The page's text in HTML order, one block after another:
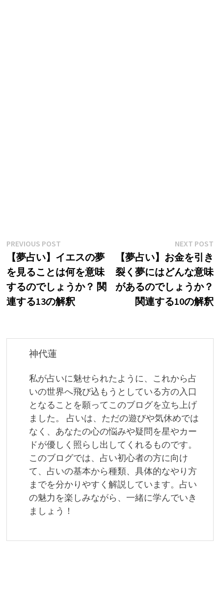
投
稿
ナ
ビ
ー
PREVIOUS POSTPrevious
post:
【夢占い】イエスの夢
を見ることは何を意味
するのでしょうか？ 関
連する13の解釈
NEXT POST
【夢占い】お金を引き
裂く夢にはどんな意味
があるのでしょうか？
関連する10の解釈
神代蓮
私が占いに魅せられたように、これから占
いの世界へ飛び込もうとしている方の入口
となることを願ってこのブログを立ち上げ
ました。 占いは、ただの遊びや気休めでは
なく、あなたの心の悩みや疑問を星やカー
ドが優しく照らし出してくれるものです。
このブログでは、占い初心者の方に向け
て、占いの基本から種類、具体的なやり方
までを分かりやすく解説しています。占い
の魅力を楽しみながら、一緒に学んでいき
ましょう！